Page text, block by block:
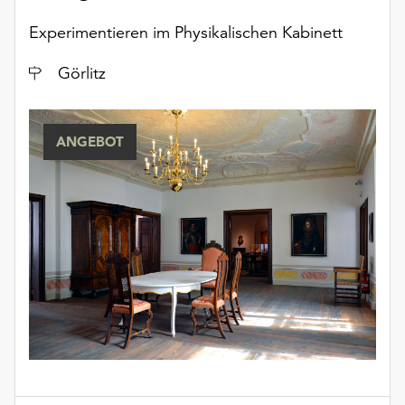
Datenschutzerklärung
dem
Experimentieren im Physikalischen Kabinett
Ort
Görlitz
ANGEBOT